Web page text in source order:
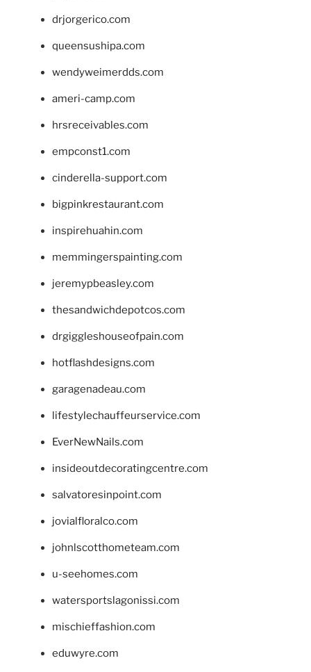
drjorgerico.com
queensushipa.com
wendyweimerdds.com
ameri-camp.com
hrsreceivables.com
empconst1.com
cinderella-support.com
bigpinkrestaurant.com
inspirehuahin.com
memmingerspainting.com
jeremypbeasley.com
thesandwichdepotcos.com
drgiggleshouseofpain.com
hotflashdesigns.com
garagenadeau.com
lifestylechauffeurservice.com
EverNewNails.com
insideoutdecoratingcentre.com
salvatoresinpoint.com
jovialfloralco.com
johnlscotthometeam.com
u-seehomes.com
watersportslagonissi.com
mischieffashion.com
eduwyre.com